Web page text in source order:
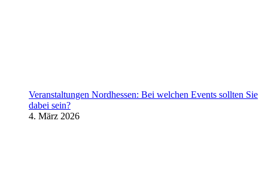
Veranstaltungen Nordhessen: Bei welchen Events sollten Sie
dabei sein?
4. März 2026